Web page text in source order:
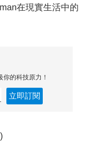
在現實生活中的
的科技原力！
立即訂閱
)